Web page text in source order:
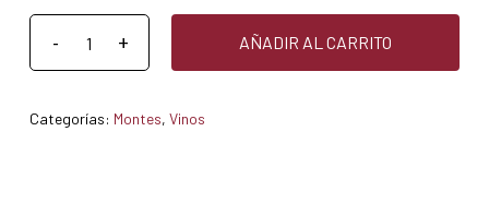
AÑADIR AL CARRITO
Categorías: Montes, Vinos